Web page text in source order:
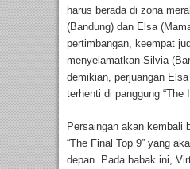
harus berada di zona
(Bandung) dan Elsa
pertimbangan, keempat
menyelamatkan Silvia
demikian, perjuangan
terhenti di panggung “The
Persaingan akan kembali
“The Final Top 9” yang
depan. Pada babak ini,